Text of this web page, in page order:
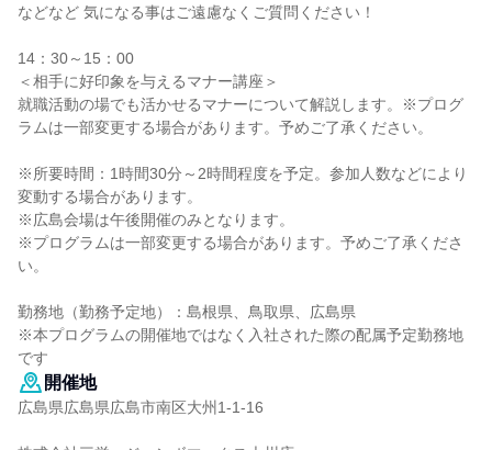
などなど 気になる事はご遠慮なくご質問ください！
14：30～15：00
＜相手に好印象を与えるマナー講座＞
就職活動の場でも活かせるマナーについて解説します。※プログ
ラムは一部変更する場合があります。予めご了承ください。
※所要時間：1時間30分～2時間程度を予定。参加人数などにより
変動する場合があります。
※広島会場は午後開催のみとなります。
※プログラムは一部変更する場合があります。予めご了承くださ
い。
勤務地（勤務予定地）：島根県、鳥取県、広島県
※本プログラムの開催地ではなく入社された際の配属予定勤務地
です
開催地
広島県広島県広島市南区大州1-1-16